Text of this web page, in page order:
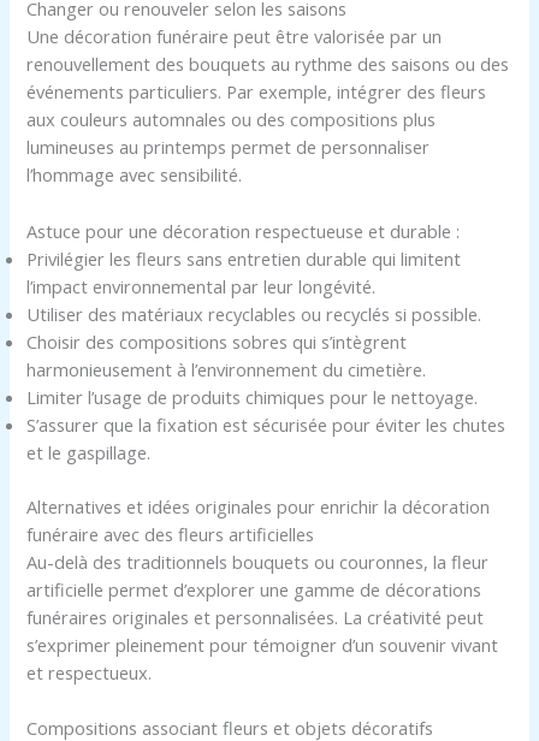
Changer ou renouveler selon les saisons
Une décoration funéraire peut être valorisée par un
renouvellement des bouquets au rythme des saisons ou des
événements particuliers. Par exemple, intégrer des fleurs
aux couleurs automnales ou des compositions plus
lumineuses au printemps permet de personnaliser
l’hommage avec sensibilité.
Astuce pour une décoration respectueuse et durable :
Privilégier les fleurs sans entretien durable qui limitent
l’impact environnemental par leur longévité.
Utiliser des matériaux recyclables ou recyclés si possible.
Choisir des compositions sobres qui s’intègrent
harmonieusement à l’environnement du cimetière.
Limiter l’usage de produits chimiques pour le nettoyage.
S’assurer que la fixation est sécurisée pour éviter les chutes
et le gaspillage.
Alternatives et idées originales pour enrichir la décoration
funéraire avec des fleurs artificielles
Au-delà des traditionnels bouquets ou couronnes, la fleur
artificielle permet d’explorer une gamme de décorations
funéraires originales et personnalisées. La créativité peut
s’exprimer pleinement pour témoigner d’un souvenir vivant
et respectueux.
Compositions associant fleurs et objets décoratifs